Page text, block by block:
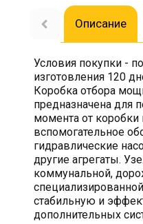
Описание
Условия покупки -
изготовления 120
Коробка отбора
предназначена для
момента от коробки
вспомогательное
гидравлические
другие агрегаты.
коммунальной,
стабильную и
дополнительных